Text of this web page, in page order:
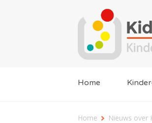
Home
Home Nieuws over